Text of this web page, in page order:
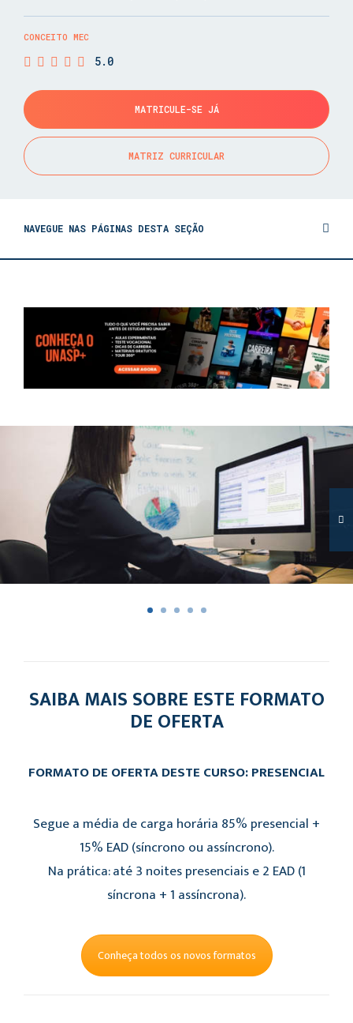
CONCEITO MEC
5.0
MATRICULE-SE JÁ
MATRIZ CURRICULAR
NAVEGUE NAS PÁGINAS DESTA SEÇÃO
SAIBA MAIS SOBRE ESTE FORMATO
DE OFERTA
FORMATO DE OFERTA DESTE CURSO: PRESENCIAL
Segue a média de carga horária 85% presencial +
15% EAD (síncrono ou assíncrono).
Na prática: até 3 noites presenciais e 2 EAD (1
síncrona + 1 assíncrona).
Conheça todos os novos formatos